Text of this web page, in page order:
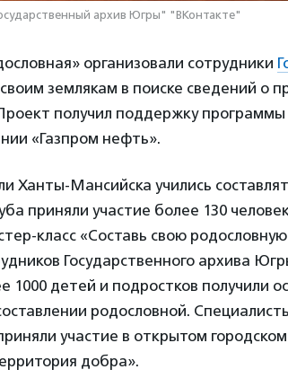
архив Югры" "ВКонтакте"
организовали сотрудники
землякам в поиске сведений о
получил поддержку
«Газпром нефть».
Ханты-Мансийска учились
приняли участие более 130
класс «Составь свою
Государственного архива
1000 детей и подростков получили
родословной.
участие в открытом
добра».